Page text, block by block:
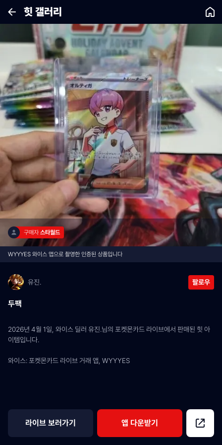
힛 갤러리
구매자 스타월드
WYYYES 와이스 앱으로 촬영한 인증된 상품입니다
유진. 팔로우
두팩
2026년 4월 1일, 와이스 딜러 유진.님의 포켓몬카드 라이브에서 판매된 힛 아
이템입니다.
와이스: 포켓몬카드 라이브 거래 앱, WYYYES
라이브 보러가기 앱 다운받기